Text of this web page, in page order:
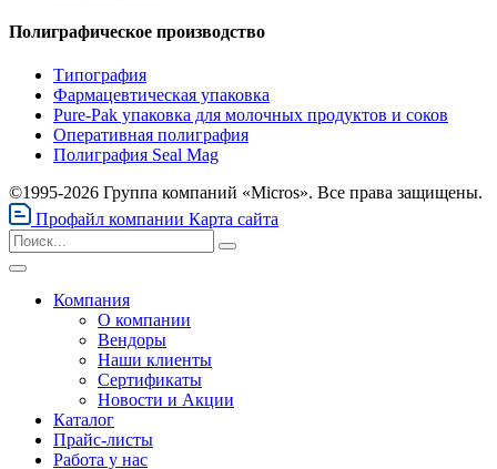
Полиграфическое производство
Типография
Фармацевтическая упаковка
Pure-Pak упаковка для молочных продуктов и соков
Оперативная полиграфия
Полиграфия Seal Mag
©1995-2026 Группа компаний «Micros». Все права защищены.
Профайл компании Карта сайта
Компания
О компании
Вендоры
Наши клиенты
Сертификаты
Новости и Акции
Каталог
Прайс-листы
Работа у нас